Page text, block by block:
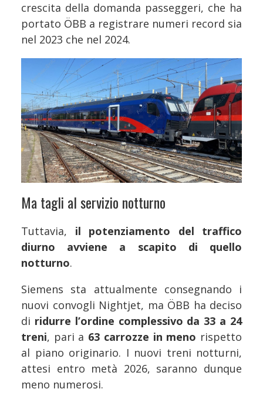
crescita della domanda passeggeri, che ha
portato ÖBB a registrare numeri record sia
nel 2023 che nel 2024.
Ma tagli al servizio notturno
Tuttavia, il potenziamento del traffico
diurno avviene a scapito di quello
notturno.
Siemens sta attualmente consegnando i
nuovi convogli Nightjet, ma ÖBB ha deciso
di ridurre l’ordine complessivo da 33 a 24
treni, pari a 63 carrozze in meno rispetto
al piano originario. I nuovi treni notturni,
attesi entro metà 2026, saranno dunque
meno numerosi.